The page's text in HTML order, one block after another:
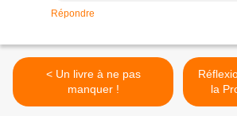
Répondre
< Un livre à ne pas
manquer !